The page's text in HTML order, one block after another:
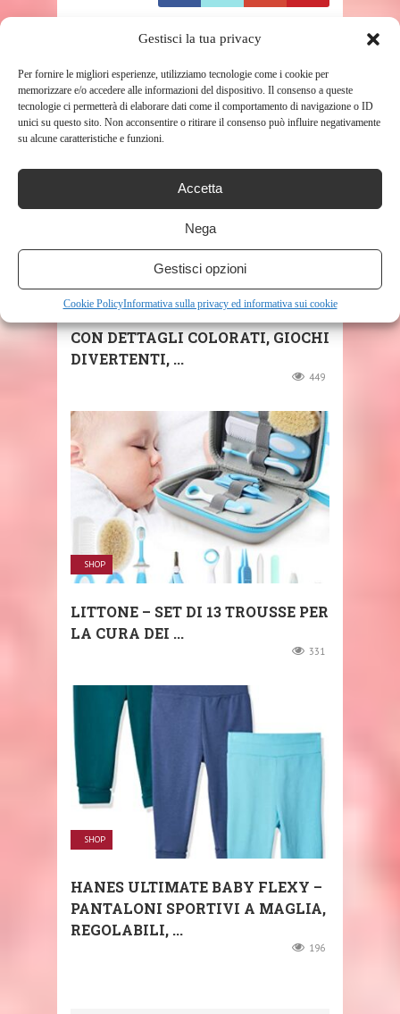
Gestisci la tua privacy
Per fornire le migliori esperienze, utilizziamo tecnologie come i cookie per
memorizzare e/o accedere alle informazioni del dispositivo. Il consenso a queste
tecnologie ci permetterà di elaborare dati come il comportamento di navigazione o ID
unici su questo sito. Non acconsentire o ritirare il consenso può influire negativamente
su alcune caratteristiche e funzioni.
Accetta
Nega
Gestisci opzioni
Cookie PolicyInformativa sulla privacy ed informativa sui cookie
RELATED POSTS
SHOP
FISHER-PRICE ALLEGRA
PALESTRINA MUSICALE 3-IN-1
CON DETTAGLI COLORATI, GIOCHI
DIVERTENTI, ...
449
SHOP
LITTONE – SET DI 13 TROUSSE PER
LA CURA DEI ...
331
SHOP
HANES ULTIMATE BABY FLEXY –
PANTALONI SPORTIVI A MAGLIA,
REGOLABILI, ...
196